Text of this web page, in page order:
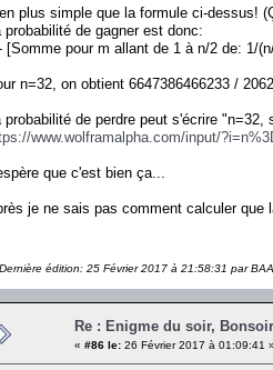
plus simple que la formule ci-dessus!
probabilité de gagner est donc:
[Somme pour m allant de 1 à n/2 de: 1/
n=32, on obtient 6647386466233 /
probabilité de perdre peut s'écrire
www.wolframalpha.com/input/
que c'est bien ça...
je ne sais pas comment calculer que
Dernière édition: 25 Février 2017 à 21:58:31 par
Re : Enigme du soir,
« #86 le: 26 Février 2017 à 01:09:41